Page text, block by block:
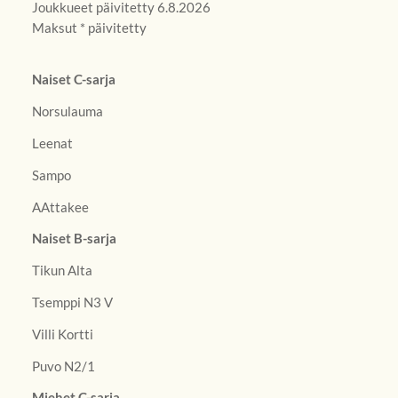
Joukkueet päivitetty 6.8.2026
Maksut * päivitetty
Naiset C-sarja
Norsulauma
Leenat
Sampo
AAttakee
Naiset B-sarja
Tikun Alta
Tsemppi N3 V
Villi Kortti
Puvo N2/1